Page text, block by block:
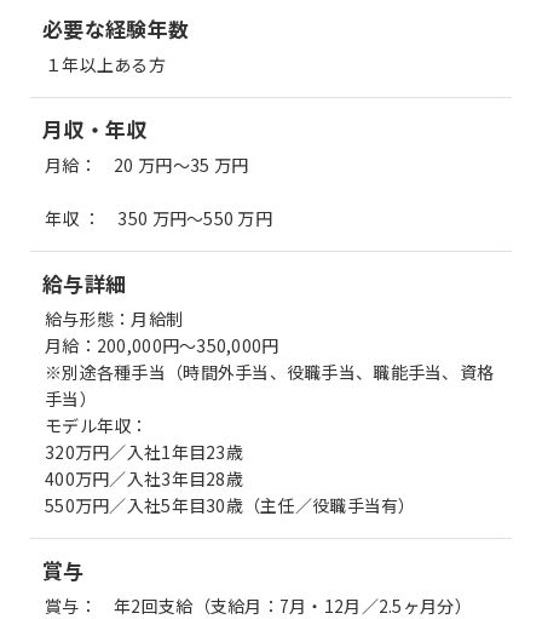
必要な経験年数
１年以上ある方
月収・年収
月給： 20 万円〜35 万円
年収 ： 350 万円〜550 万円
給与詳細
給与形態：月給制
月給：200,000円〜350,000円
※別途各種手当（時間外手当、役職手当、職能手当、資格
手当）
モデル年収：
320万円／入社1年目23歳
400万円／入社3年目28歳
550万円／入社5年目30歳（主任／役職手当有）
賞与
賞与： 年2回支給（支給月：7月・12月／2.5ヶ月分）